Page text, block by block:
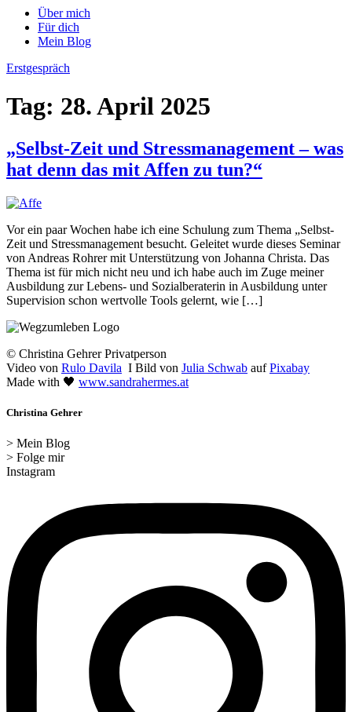
Über mich
Für dich
Mein Blog
Erstgespräch
Tag: 28. April 2025
„Selbst-Zeit und Stressmanagement – was
hat denn das mit Affen zu tun?“
Vor ein paar Wochen habe ich eine Schulung zum Thema „Selbst-
Zeit und Stressmanagement besucht. Geleitet wurde dieses Seminar
von Andreas Rohrer mit Unterstützung von Johanna Christa. Das
Thema ist für mich nicht neu und ich habe auch im Zuge meiner
Ausbildung zur Lebens- und Sozialberaterin in Ausbildung unter
Supervision schon wertvolle Tools gelernt, wie […]
© Christina Gehrer Privatperson
Video von Rulo Davila I Bild von Julia Schwab aufPixabay
Made with 🖤 www.sandrahermes.at
Christina Gehrer
> Mein Blog
> Folge mir
Instagram